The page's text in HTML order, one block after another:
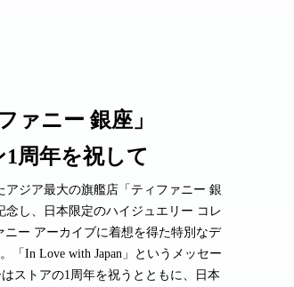
ァニー 銀座」
1周年を祝して
アジア最大の旗艦店「ティファニー 銀
念し、日本限定のハイジュエリー コレ
ニー アーカイブに着想を得た特別なデ
「In Love with Japan」というメッセー
ストアの1周年を祝うとともに、日本